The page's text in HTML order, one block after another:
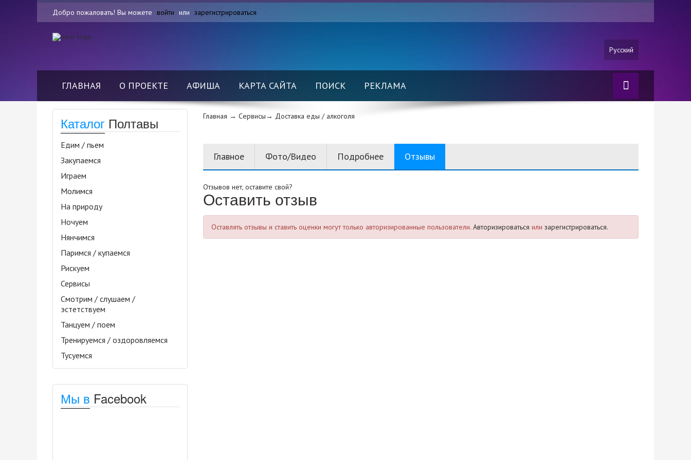
Добро пожаловать! Вы можете войти или зарегистрироваться
Русский
ГЛАВНАЯ О ПРОЕКТЕ АФИША КАРТА САЙТА ПОИСК РЕКЛАМА
Каталог Полтавы
Едим / пьем
Закупаемся
Играем
Молимся
На природу
Ночуем
Нянчимся
Паримся / купаемся
Рискуем
Сервисы
Смотрим / слушаем /
эстетствуем
Танцуем / поем
Тренируемся / оздоровляемся
Тусуемся
Мы в Facebook
Главная → Сервисы→ Доставка еды / алкоголя
Главное Фото/Видео Подробнее Отзывы
Отзывов нет, оставите свой?
Оставить отзыв
Оставлять отзывы и ставить оценки могут только авторизированные пользователи. Авторизироваться или зарегистрироваться.